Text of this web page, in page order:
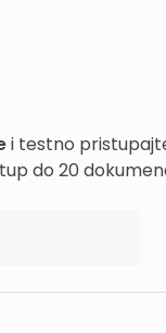
i testno
do 20